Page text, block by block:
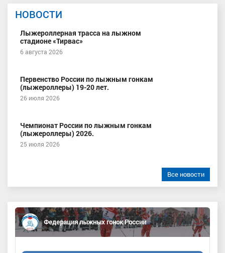
НОВОСТИ
Лыжероллерная трасса на лыжном
стадионе «Тирвас»
6 августа 2026
Первенство России по лыжным гонкам
(лыжероллеры) 19-20 лет.
26 июля 2026
Чемпионат России по лыжным гонкам
(лыжероллеры) 2026.
25 июля 2026
Все новости
Федерация лыжных гонок России